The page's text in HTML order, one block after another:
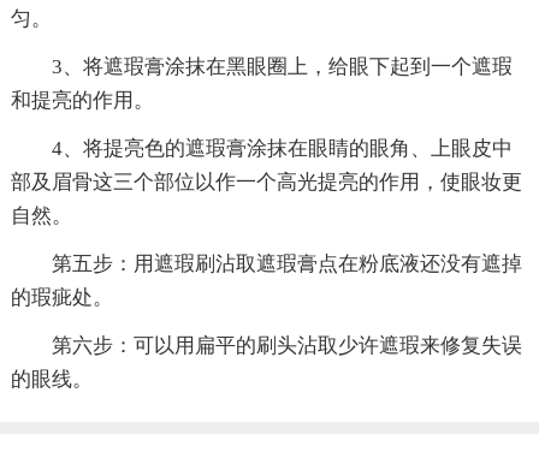
匀。
3、将遮瑕膏涂抹在黑眼圈上，给眼下起到一个遮瑕
和提亮的作用。
4、将提亮色的遮瑕膏涂抹在眼睛的眼角、上眼皮中
部及眉骨这三个部位以作一个高光提亮的作用，使眼妆更
自然。
第五步：用遮瑕刷沾取遮瑕膏点在粉底液还没有遮掉
的瑕疵处。
第六步：可以用扁平的刷头沾取少许遮瑕来修复失误
的眼线。